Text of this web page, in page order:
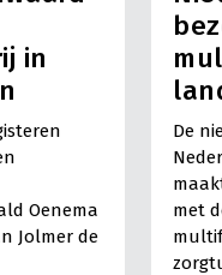
in
Oenema
Jolmer de
De
met